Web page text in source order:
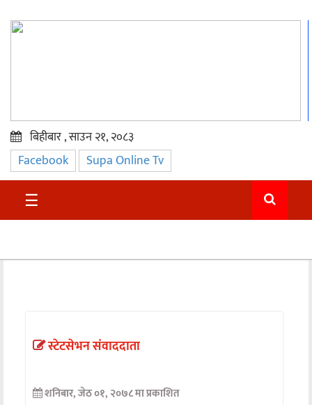
प्रमुख
समाचार
सुदुर
अन्तर्वार्ता
खेलकुद
बिहीबार , साउन २१, २०८३
Facebook Supa Online Tv
☰
स्टेटसेभन संवाददाता
शनिबार, जेठ ०१, २०७८ मा प्रकाशित